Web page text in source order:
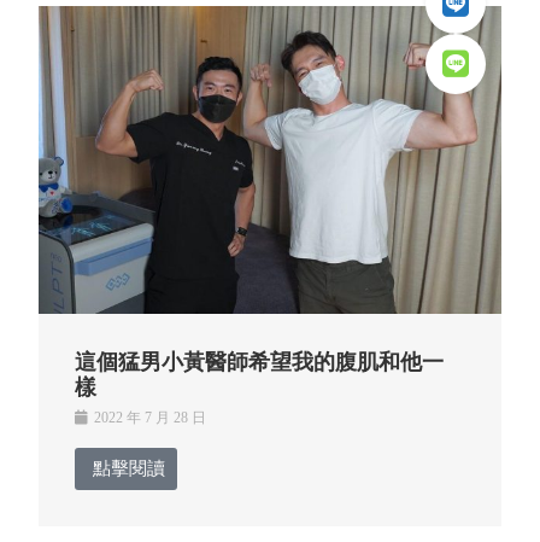
這個猛男小黃醫師希望我的腹肌和他一
樣
2022 年 7 月 28 日
點擊閱讀